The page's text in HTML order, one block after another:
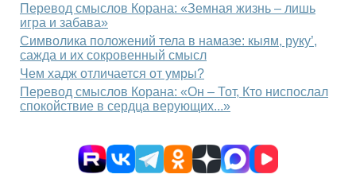
Перевод смыслов Корана: «Земная жизнь – лишь
игра и забава»
Символика положений тела в намазе: кыям, руку’,
сажда и их сокровенный смысл
Чем хадж отличается от умры?
Перевод смыслов Корана: «Он – Тот, Кто ниспослал
спокойствие в сердца верующих...»